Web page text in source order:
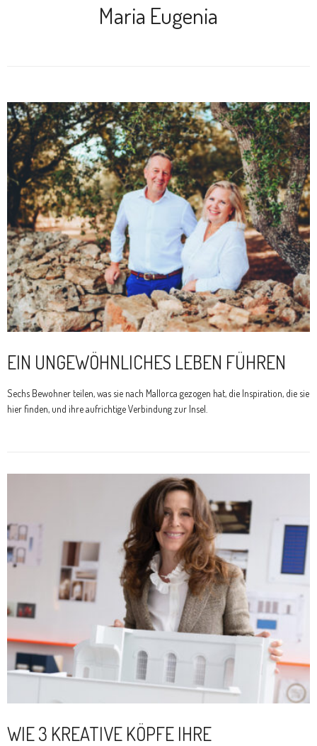
Maria Eugenia
EIN UNGEWÖHNLICHES LEBEN FÜHREN
Sechs Bewohner teilen, was sie nach Mallorca gezogen hat, die Inspiration, die sie
hier finden, und ihre aufrichtige Verbindung zur Insel.
WIE 3 KREATIVE KÖPFE IHRE